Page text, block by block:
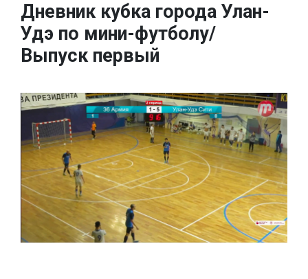
Дневник кубка города Улан-
Удэ по мини-футболу/
Выпуск первый